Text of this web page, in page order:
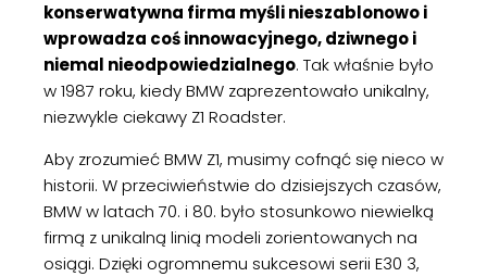
konserwatywna firma myśli nieszablonowo i
wprowadza coś innowacyjnego, dziwnego i
niemal nieodpowiedzialnego. Tak właśnie było
w 1987 roku, kiedy BMW zaprezentowało unikalny,
niezwykle ciekawy Z1 Roadster.
Aby zrozumieć BMW Z1, musimy cofnąć się nieco w
historii. W przeciwieństwie do dzisiejszych czasów,
BMW w latach 70. i 80. było stosunkowo niewielką
firmą z unikalną linią modeli zorientowanych na
osiągi. Dzięki ogromnemu sukcesowi serii E30 3,